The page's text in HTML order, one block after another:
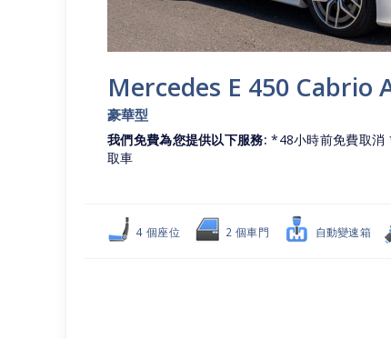
Mercedes E 450 Cabrio
豪華型
我們免費為您提供以下服務: *48小時前免費取
取車
4 個座位 2 個車門 自動變速箱